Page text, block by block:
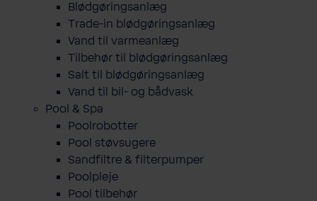
Blødgøringsanlæg
Trade-in blødgøringsanlæg
Vand til varmeanlæg
Tilbehør til blødgøringsanlæg
Salt til blødgøringsanlæg
Vand til bil- og bådvask
Pool & Spa
Poolrobotter
Pool støvsugere
Sandfiltre & filterpumper
Poolpleje
Pool tilbehør